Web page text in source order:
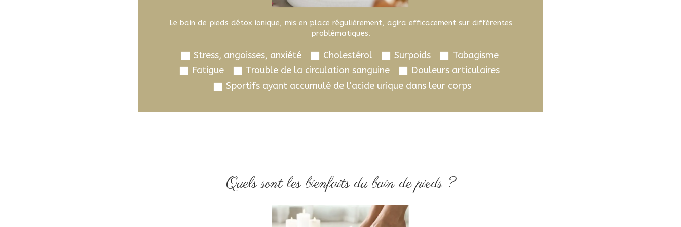
Le bain de pieds détox ionique, mis en place régulièrement, agira efficacement sur différentes
problématiques.
Stress, angoisses, anxiété Cholestérol Surpoids
Tabagisme
Fatigue
Trouble de la circulation sanguine
Douleurs articulaires
Sportifs ayant accumulé de l’acide urique dans leur corps
Quels sont les bienfaits du bain de pieds ?